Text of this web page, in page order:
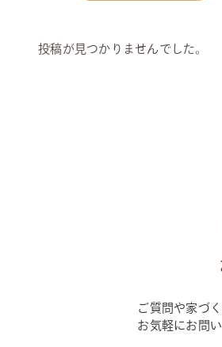
投稿が見つかりませんでした。
ご質問や家づ
お気軽にお問